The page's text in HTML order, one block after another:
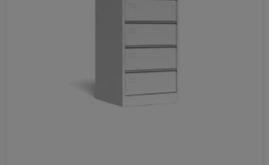
Ulubione